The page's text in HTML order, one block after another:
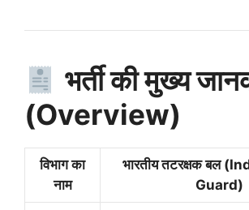
भर्ती की मुख्य
(Overview)
विभाग का
नाम
भारतीय तटरक्षक बल
Guard)